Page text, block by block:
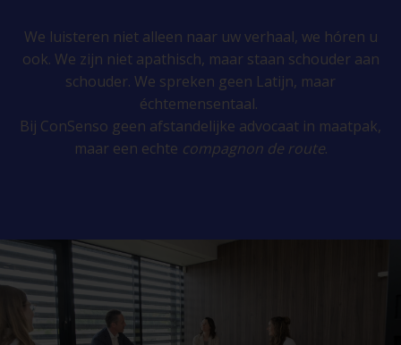
We luisteren niet alleen naar uw verhaal, we hóren u
ook. We zijn niet apathisch, maar staan schouder aan
schouder. We spreken geen Latijn, maar
échtemensentaal.
Bij ConSenso geen afstandelijke advocaat in maatpak,
maar een echte compagnon de route.